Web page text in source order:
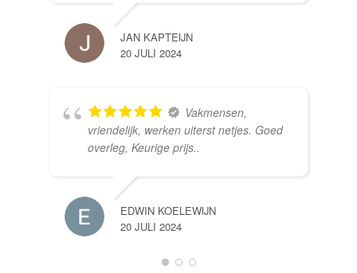
JAN KAPTEIJN
20 JULI 2024
Vakmensen,
vriendelijk, werken uiterst netjes. Goed
overleg, Keurige prijs..
EDWIN KOELEWIJN
20 JULI 2024